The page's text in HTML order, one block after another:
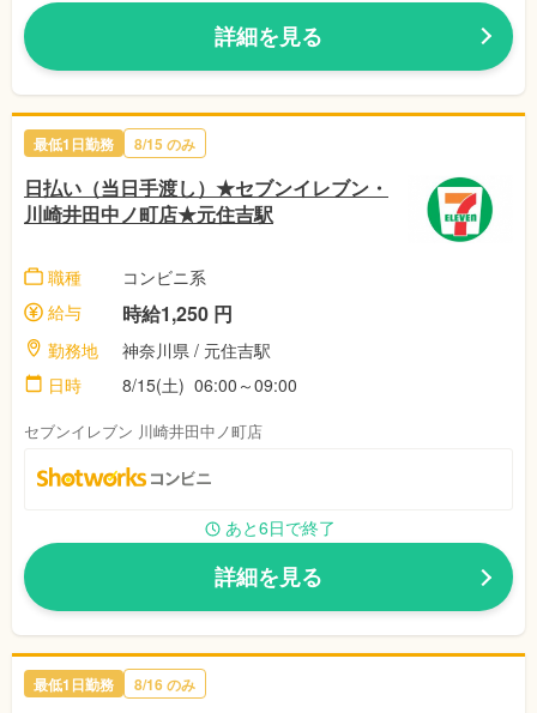
詳細を見る
最低1日勤務 8/15 のみ
日払い（当日手渡し）★セブンイレブン・
川崎井田中ノ町店★元住吉駅
職種
コンビニ系
給与
時給1,250 円
勤務地
神奈川県 / 元住吉駅
日時
8/15(土) 06:00～09:00
セブンイレブン 川崎井田中ノ町店
あと6日で終了
詳細を見る
最低1日勤務 8/16 のみ